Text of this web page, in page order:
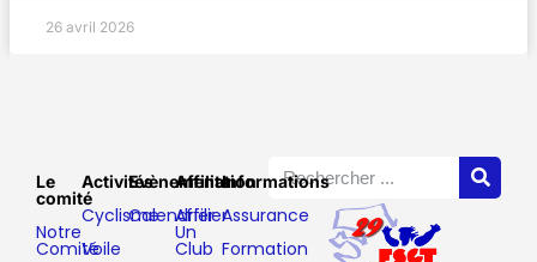
26 avril 2026
Le
comité
Notre
Comité
Activités
Cyclisme
Voile
Evènements
Calendrier
Affiliation
Affilier
Un
Club
Informations
Assurance
Formation